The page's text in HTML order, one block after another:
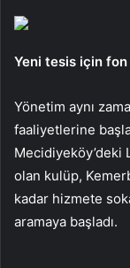
Yeni tesis için fon
Yönetim aynı
faaliyetlerine
Mecidiyeköy’deki
olan kulüp,
kadar hizmete
aramaya başladı.